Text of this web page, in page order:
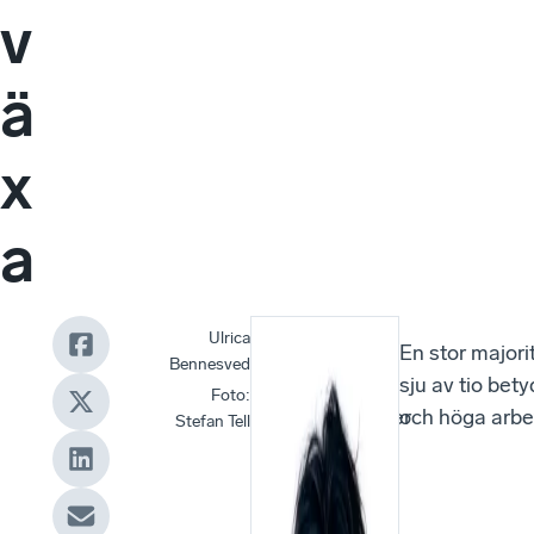
v
ä
x
a
Näringsliv
undersöker
årligen
tillväxten
i
Ulrica
Bennesved
Foto:
Stefan Tell
En stor
sju av tio
och höga